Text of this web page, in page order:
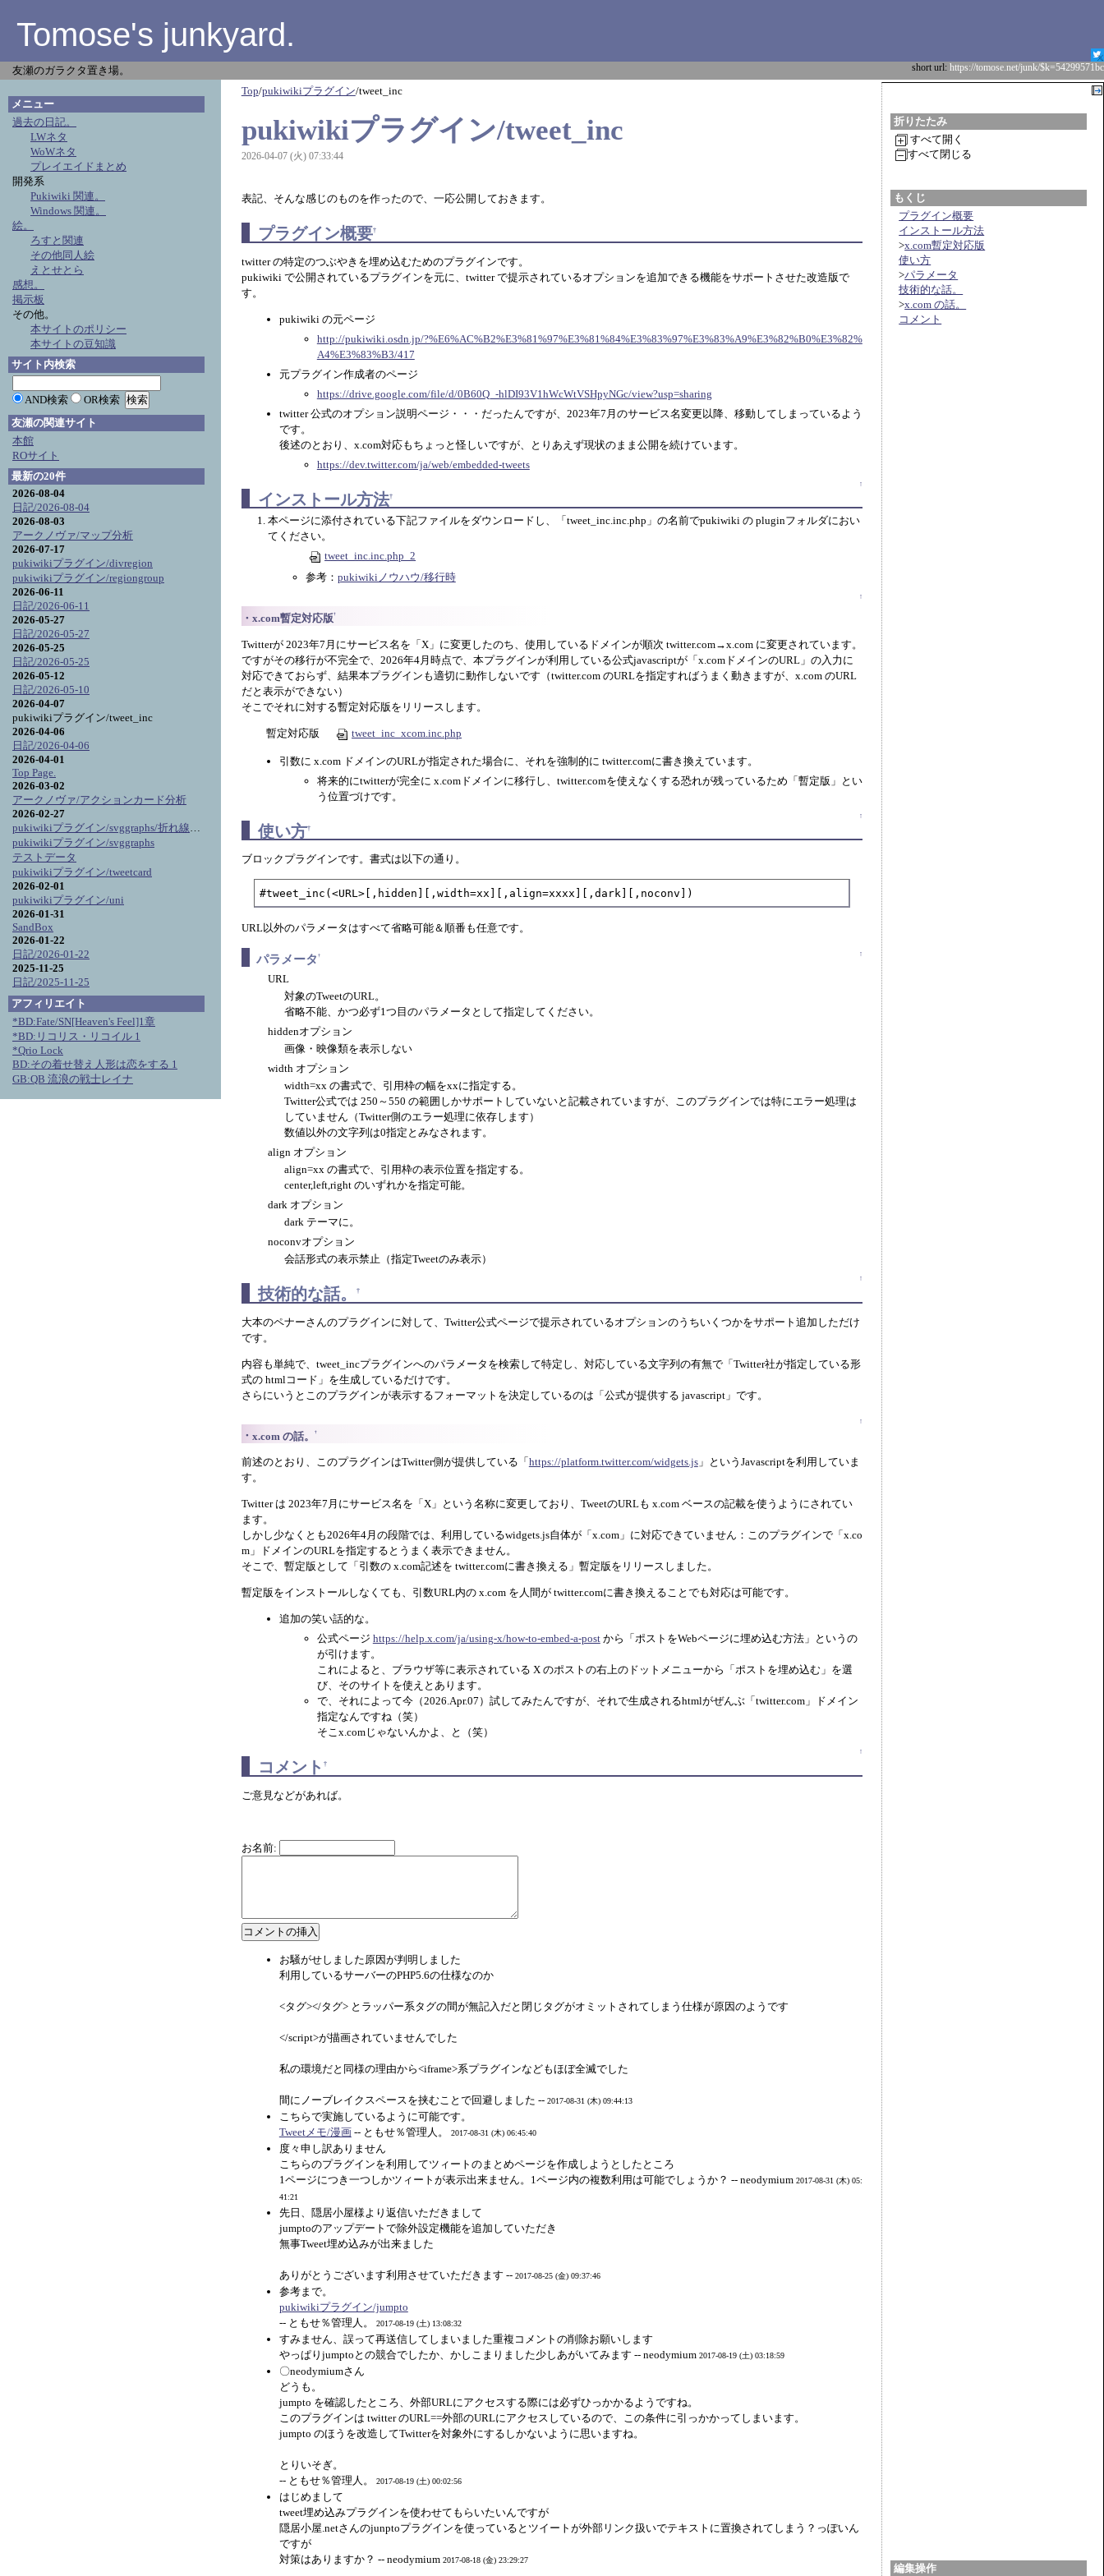
Tomose's junkyard.
友瀬のガラクタ置き場。 short url: https://tomose.net/junk/$k=54299571bc
Top/pukiwikiプラグイン/tweet_inc
pukiwikiプラグイン/tweet_inc
2026-04-07 (火) 07:33:44
表記、そんな感じのものを作ったので、一応公開しておきます。
プラグイン概要†
twitter の特定のつぶやきを埋め込むためのプラグインです。
pukiwiki で公開されているプラグインを元に、twitter で提示されているオプションを追加できる機能をサポートさせた改造版で
す。
pukiwiki の元ページ
http://pukiwiki.osdn.jp/?%E6%AC%B2%E3%81%97%E3%81%84%E3%83%97%E3%83%A9%E3%82%B0%E3%82%
A4%E3%83%B3/417
元プラグイン作成者のページ
https://drive.google.com/file/d/0B60Q_-hlDI93V1hWcWtVSHpyNGc/view?usp=sharing
twitter 公式のオプション説明ページ・・・だったんですが、2023年7月のサービス名変更以降、移動してしまっているよう
です。
後述のとおり、x.com対応もちょっと怪しいですが、とりあえず現状のまま公開を続けています。
https://dev.twitter.com/ja/web/embedded-tweets
↑
インストール方法†
本ページに添付されている下記ファイルをダウンロードし、「tweet_inc.inc.php」の名前でpukiwiki の pluginフォルダにおい
てください。
tweet_inc.inc.php_2
参考： pukiwikiノウハウ/移行時
↑
x.com暫定対応版†
Twitterが 2023年7月にサービス名を「X」に変更したのち、使用しているドメインが順次 twitter.com→x.com に変更されています。
ですがその移行が不完全で、2026年4月時点で、本プラグインが利用している公式javascriptが「x.comドメインのURL」の入力に
対応できておらず、結果本プラグインも適切に動作しないです（twitter.com のURLを指定すればうまく動きますが、x.com のURL
だと表示ができない）
そこでそれに対する暫定対応版をリリースします。
暫定対応版 tweet_inc_xcom.inc.php
引数に x.com ドメインのURLが指定された場合に、それを強制的に twitter.comに書き換えています。
将来的にtwitterが完全に x.comドメインに移行し、twitter.comを使えなくする恐れが残っているため「暫定版」とい
う位置づけです。
↑
使い方†
ブロックプラグインです。書式は以下の通り。
#tweet_inc(<URL>[,hidden][,width=xx][,align=xxxx][,dark][,noconv])
URL以外のパラメータはすべて省略可能＆順番も任意です。
↑
パラメータ †
URL
対象のTweetのURL。
省略不能、かつ必ず1つ目のパラメータとして指定してください。
hiddenオプション
画像・映像類を表示しない
width オプション
width=xx の書式で、引用枠の幅をxxに指定する。
Twitter公式では 250～550 の範囲しかサポートしていないと記載されていますが、このプラグインでは特にエラー処理は
していません（Twitter側のエラー処理に依存します）
数値以外の文字列は0指定とみなされます。
align オプション
align=xx の書式で、引用枠の表示位置を指定する。
center,left,right のいずれかを指定可能。
dark オプション
dark テーマに。
noconvオプション
会話形式の表示禁止（指定Tweetのみ表示）
↑
技術的な話。 †
大本のペナーさんのプラグインに対して、Twitter公式ページで提示されているオプションのうちいくつかをサポート追加しただけ
です。
内容も単純で、tweet_incプラグインへのパラメータを検索して特定し、対応している文字列の有無で「Twitter社が指定している形
式の htmlコード」を生成しているだけです。
さらにいうとこのプラグインが表示するフォーマットを決定しているのは「公式が提供する javascript」です。
↑
x.com の話。 †
前述のとおり、このプラグインはTwitter側が提供している「 https://platform.twitter.com/widgets.js」というJavascriptを利用していま
す。
Twitter は 2023年7月にサービス名を「X」という名称に変更しており、TweetのURLも x.com ベースの記載を使うようにされてい
ます。
しかし少なくとも2026年4月の段階では、利用しているwidgets.js自体が「x.com」に対応できていません：このプラグインで「x.co
m」ドメインのURLを指定するとうまく表示できません。
そこで、暫定版として「引数の x.com記述を twitter.comに書き換える」暫定版をリリースしました。
暫定版をインストールしなくても、引数URL内の x.com を人間が twitter.comに書き換えることでも対応は可能です。
追加の笑い話的な。
公式ページ https://help.x.com/ja/using-x/how-to-embed-a-postから「ポストをWebページに埋め込む方法」というの
が引けます。
これによると、ブラウザ等に表示されている X のポストの右上のドットメニューから「ポストを埋め込む」を選
び、そのサイトを使えとあります。
で、それによって今（2026.Apr.07）試してみたんですが、それで生成されるhtmlがぜんぶ「twitter.com」ドメイン
指定なんですね（笑）
そこx.comじゃないんかよ、と（笑）
↑
コメント †
ご意見などがあれば。
お名前:
お騒がせしました原因が判明しました
利用しているサーバーのPHP5.6の仕様なのか
<タグ></タグ> とラッパー系タグの間が無記入だと閉じタグがオミットされてしまう仕様が原因のようです
</script>が描画されていませんでした
私の環境だと同様の理由から<iframe>系プラグインなどもほぼ全滅でした
間にノーブレイクスペースを挟むことで回避しました -- 2017-08-31 (木) 09:44:13
こちらで実施しているように可能です。
Tweetメモ/漫画-- ともせ％管理人。 2017-08-31 (木) 06:45:40
度々申し訳ありません
こちらのプラグインを利用してツィートのまとめページを作成しようとしたところ
1ページにつき一つしかツィートが表示出来ません。1ページ内の複数利用は可能でしょうか？ -- neodymium 2017-08-31 (木) 05:
41:21
先日、隠居小屋様より返信いただきまして
jumptoのアップデートで除外設定機能を追加していただき
無事Tweet埋め込みが出来ました
ありがとうございます利用させていただきます -- 2017-08-25 (金) 09:37:46
参考まで。
pukiwikiプラグイン/jumpto
-- ともせ％管理人。
2017-08-19 (土) 13:08:32
すみません、誤って再送信してしまいました重複コメントの削除お願いします
やっぱりjumptoとの競合でしたか、かしこまりました少しあがいてみます -- neodymium 2017-08-19 (土) 03:18:59
〇neodymiumさん
どうも。
jumpto を確認したところ、外部URLにアクセスする際には必ずひっかかるようですね。
このプラグインは twitter のURL==外部のURLにアクセスしているので、この条件に引っかかってしまいます。
jumpto のほうを改造してTwitterを対象外にするしかないように思いますね。
とりいそぎ。
-- ともせ％管理人。
2017-08-19 (土) 00:02:56
はじめまして
tweet埋め込みプラグインを使わせてもらいたいんですが
隠居小屋.netさんのjunptoプラグインを使っているとツイートが外部リンク扱いでテキストに置換されてしまう？っぽいん
ですが
対策はありますか？ -- neodymium 2017-08-18 (金) 23:29:27
折りたたみ
すべて開く
すべて閉じる
もくじ
プラグイン概要
インストール方法
>x.com暫定対応版
使い方
>パラメータ
技術的な話。
>x.com の話。
コメント
編集操作
メニュー
過去の日記。
LWネタ
WoWネタ
プレイエイドまとめ
開発系
Pukiwiki 関連。
Windows 関連。
絵。
ろすと関連
その他同人絵
えとせとら
感想。
掲示板
その他。
本サイトのポリシー
本サイトの豆知識
サイト内検索
AND検索
OR検索
友瀬の関連サイト
本館
ROサイト
最新の20件
2026-08-04
日記/2026-08-04
2026-08-03
アークノヴァ/マップ分析
2026-07-17
pukiwikiプラグイン/divregion
pukiwikiプラグイン/regiongroup
2026-06-11
日記/2026-06-11
2026-05-27
日記/2026-05-27
2026-05-25
日記/2026-05-25
2026-05-12
日記/2026-05-10
2026-04-07
pukiwikiプラグイン/tweet_inc
2026-04-06
日記/2026-04-06
2026-04-01
Top Page.
2026-03-02
アークノヴァ/アクションカード分析
2026-02-27
pukiwikiプラグイン/svggraphs/折れ線グラフ詳細
pukiwikiプラグイン/svggraphs
テストデータ
pukiwikiプラグイン/tweetcard
2026-02-01
pukiwikiプラグイン/uni
2026-01-31
SandBox
2026-01-22
日記/2026-01-22
2025-11-25
日記/2025-11-25
アフィリエイト
*BD:Fate/SN[Heaven's Feel]1章
*BD:リコリス・リコイル 1
*Qrio Lock
BD:その着せ替え人形は恋をする 1
GB:QB 流浪の戦士レイナ